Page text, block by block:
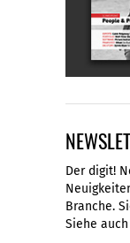
Der digit!
Branche.
Siehe